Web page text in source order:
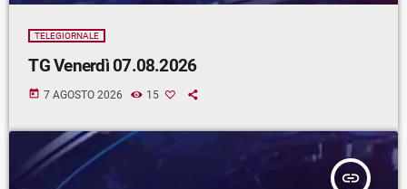
TELEGIORNALE
TG Venerdì 07.08.2026
today 7 AGOSTO 2026 15
insert_link